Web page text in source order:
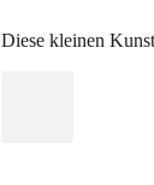
Diese kleinen